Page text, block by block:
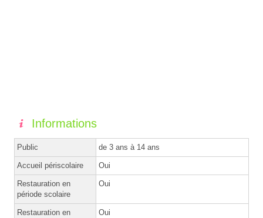
Informations
Public de 3 ans à 14 ans
Accueil périscolaire Oui
Restauration en
période scolaire
Oui
Restauration en
Oui